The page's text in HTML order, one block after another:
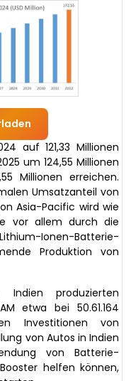
auf 121,33 Millionen
um 124,55 Millionen
Millionen erreichen.
Umsatzanteil von
Asia-Pacific wird wie
vor allem durch die
Ionen-Batterie-
Produktion von
produzierten
etwa bei 50.61.164
Investitionen von
von Autos in Indien
von Batterie-
helfen können,